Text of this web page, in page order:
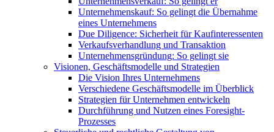
Unternehmenskauf: So gelingt die Übernahme
eines Unternehmens
Due Diligence: Sicherheit für Kaufinteressenten
Verkaufsverhandlung und Transaktion
Unternehmensgründung: So gelingt sie
Visionen, Geschäftsmodelle und Strategien
Die Vision Ihres Unternehmens
Verschiedene Geschäftsmodelle im Überblick
Strategien für Unternehmen entwickeln
Durchführung und Nutzen eines Foresight-
Prozesses